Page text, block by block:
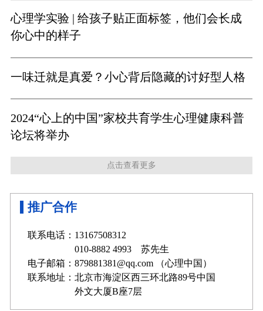
心理学实验 | 给孩子贴正面标签，他们会长成
你心中的样子
一味迁就是真爱？小心背后隐藏的讨好型人格
2024“心上的中国”家校共育学生心理健康科普
论坛将举办
点击查看更多
推广合作
联系电话：13167508312
010-8882 4993 苏先生
电子邮箱：879881381@qq.com （心理中国）
联系地址：北京市海淀区西三环北路89号中国
外文大厦B座7层